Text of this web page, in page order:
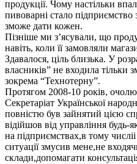
продукції. Чому настільки
пивоварні стало
зможе дати кожен.
Пізніше ми з’ясували, що
навіть, коли її замовляли
Здавалося, ціль близька. У
власників” не входила тільки
зокрема “Технотерну”.
Протягом 2008-10 років,
Секретаріат Української
повністю був зайнятий цією
відійшов від управління
на підприємствах,в тому
ситуації змусив мене,не
склади,допомагати